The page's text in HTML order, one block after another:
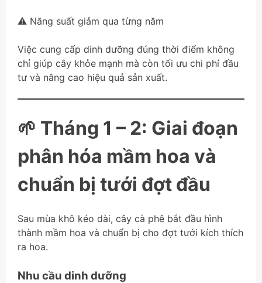
⚠️ Năng suất giảm qua từng năm
Việc cung cấp dinh dưỡng đúng thời điểm không
chỉ giúp cây khỏe mạnh mà còn tối ưu chi phí đầu
tư và nâng cao hiệu quả sản xuất.
🌱 Tháng 1 – 2: Giai đoạn
phân hóa mầm hoa và
chuẩn bị tưới đợt đầu
Sau mùa khô kéo dài, cây cà phê bắt đầu hình
thành mầm hoa và chuẩn bị cho đợt tưới kích thích
ra hoa.
Nhu cầu dinh dưỡng